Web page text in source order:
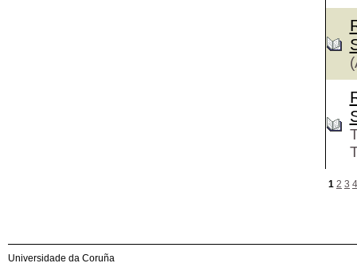
1 2 3 4
Universidade da Coruña